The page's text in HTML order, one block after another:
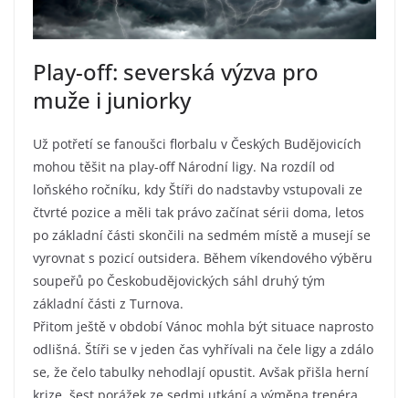
Play-off: severská výzva pro
muže i juniorky
Už potřetí se fanoušci florbalu v Českých Budějovicích
mohou těšit na play-off Národní ligy. Na rozdíl od
loňského ročníku, kdy Štíři do nadstavby vstupovali ze
čtvrté pozice a měli tak právo začínat sérii doma, letos
po základní části skončili na sedmém místě a musejí se
vyrovnat s pozicí outsidera. Během víkendového výběru
soupeřů po Českobudějovických sáhl druhý tým
základní části z Turnova.
Přitom ještě v období Vánoc mohla být situace naprosto
odlišná. Štíři se v jeden čas vyhřívali na čele ligy a zdálo
se, že čelo tabulky nehodlají opustit. Avšak přišla herní
krize, šest porážek ze sedmi utkání a výměna trenéra.